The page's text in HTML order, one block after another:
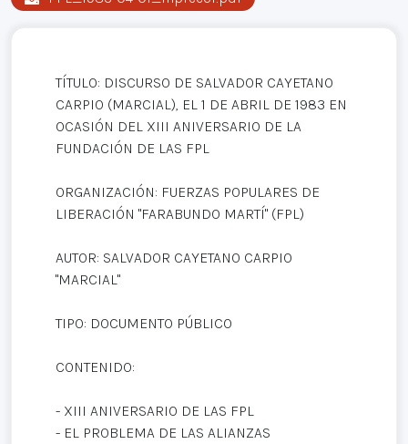
TÍTULO: DISCURSO DE SALVADOR CAYETANO
CARPIO (MARCIAL), EL 1 DE ABRIL DE 1983 EN
OCASIÓN DEL XIII ANIVERSARIO DE LA
FUNDACIÓN DE LAS FPL
ORGANIZACIÓN: FUERZAS POPULARES DE
LIBERACIÓN "FARABUNDO MARTÍ" (FPL)
AUTOR: SALVADOR CAYETANO CARPIO
"MARCIAL"
TIPO: DOCUMENTO PÚBLICO
CONTENIDO:
- XIII ANIVERSARIO DE LAS FPL
- EL PROBLEMA DE LAS ALIANZAS